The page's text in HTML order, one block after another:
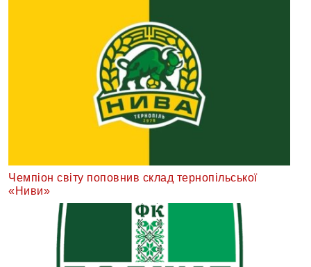
Чемпіон світу поповнив склад тернопільської
«Ниви»